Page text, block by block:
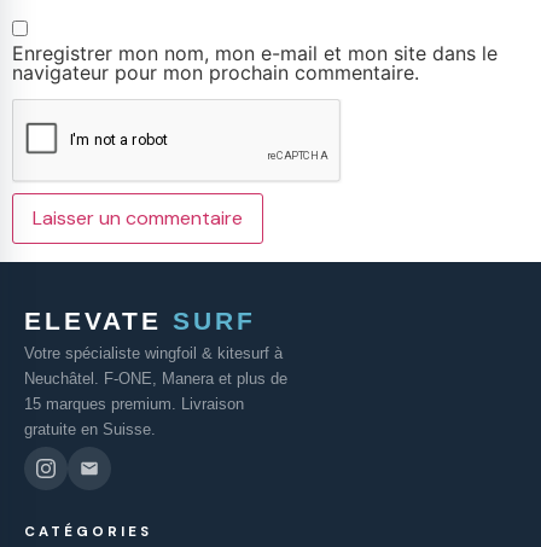
Enregistrer mon nom, mon e-mail et mon site dans le
navigateur pour mon prochain commentaire.
ELEVATE SURF
Votre spécialiste wingfoil & kitesurf à
Neuchâtel. F-ONE, Manera et plus de
15 marques premium. Livraison
gratuite en Suisse.
CATÉGORIES